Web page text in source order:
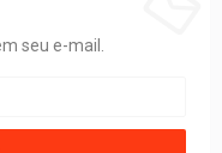
seu e-mail.